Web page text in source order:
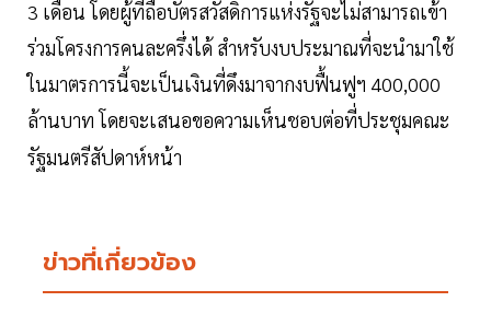
3 เดือน โดยผู้ที่ถือบัตรสวัสดิการแห่งรัฐจะไม่สามารถเข้า
ร่วมโครงการคนละครึ่งได้ สำหรับงบประมาณที่จะนำมาใช้
ในมาตรการนี้จะเป็นเงินที่ดึงมาจากงบฟื้นฟูฯ 400,000
ล้านบาท โดยจะเสนอขอความเห็นชอบต่อที่ประชุมคณะ
รัฐมนตรีสัปดาห์หน้า
ข่าวที่เกี่ยวข้อง